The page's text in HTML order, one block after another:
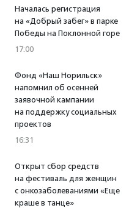
Началась регистрация
на «Добрый забег» в парке
Победы на Поклонной горе
17:00
Фонд «Наш Норильск»
напомнил об осенней
заявочной кампании
на поддержку социальных
проектов
16:31
Открыт сбор средств
на фестиваль для женщин
с онкозаболеваниями «Еще
краше в танце»